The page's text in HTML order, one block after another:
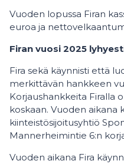
Vuoden lopussa Firan
euroa ja
Firan vuosi 2025
Fira sekä käynnisti että
merkittävän hankkeen
Korjaushankkeita Firalla
koskaan. Vuoden aikana
kiinteistösijoitusyhtiö
Mannerheimintie 6:n
Vuoden aikana Fira